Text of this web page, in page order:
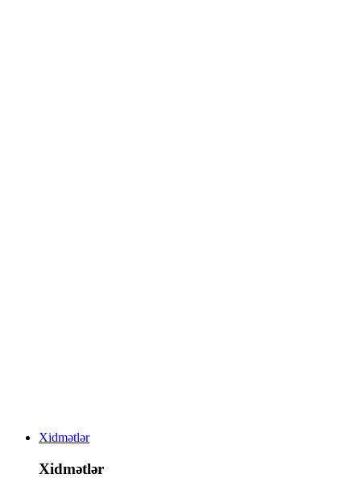
Xidmətlər
Xidmətlər